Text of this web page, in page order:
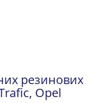
резинових
Opel